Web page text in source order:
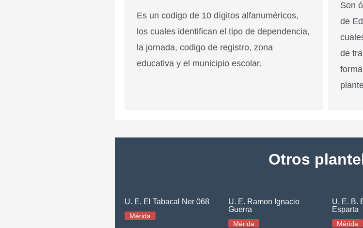
Es un codigo de 10 dígitos alfanuméricos,
los cuales identifican el tipo de dependencia,
la jornada, codigo de registro, zona
educativa y el municipio escolar.
Son
de
de
Otros
U. E. El Tabacal Ner 068
Mérida
U. E. Ramon Ignacio
Guerra
Mérida
U. E. B.
Esparta
Mérida